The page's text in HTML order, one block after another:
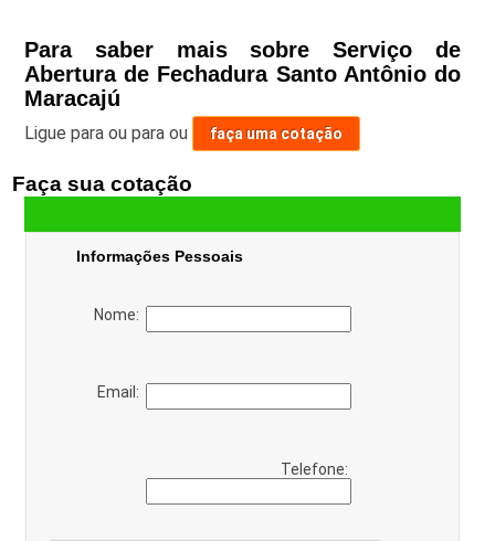
Para saber mais sobre Serviço de
Abertura de Fechadura Santo Antônio do
Maracajú
Ligue para ou para ou faça uma cotação
Faça sua cotação
Informações Pessoais
Nome:
Email:
Telefone: